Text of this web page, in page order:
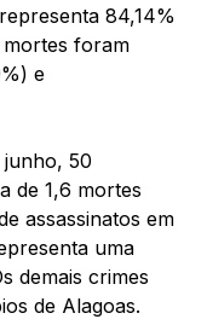
84,14%
mortes foram
e
junho, 50
de 1,6 mortes
assassinatos em
uma
demais crimes
de Alagoas.